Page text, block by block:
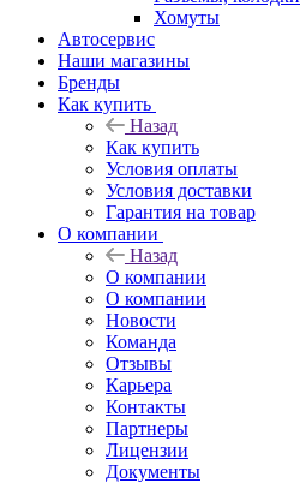
Хомуты
Автосервис
Наши магазины
Бренды
Как купить
Назад
Как купить
Условия оплаты
Условия доставки
Гарантия на товар
О компании
Назад
О компании
О компании
Новости
Команда
Отзывы
Карьера
Контакты
Партнеры
Лицензии
Документы